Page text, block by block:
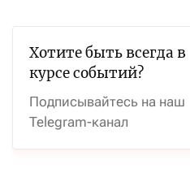
Хотите быть всегда в
курсе событий?
Подписывайтесь на наш
Telegram-канал